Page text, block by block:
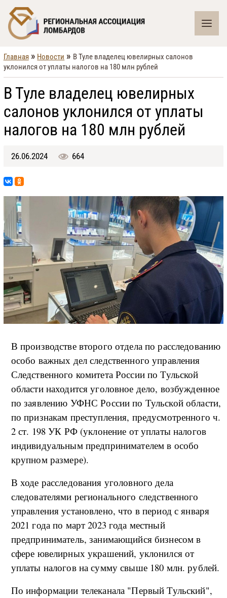
Главная » Новости » В Туле владелец ювелирных салонов
уклонился от уплаты налогов на 180 млн рублей
В Туле владелец ювелирных
салонов уклонился от уплаты
налогов на 180 млн рублей
26.06.2024 664
В производстве второго отдела по расследованию
особо важных дел следственного управления
Следственного комитета России по Тульской
области находится уголовное дело, возбужденное
по заявлению УФНС России по Тульской области,
по признакам преступления, предусмотренного ч.
2 ст. 198 УК РФ (уклонение от уплаты налогов
индивидуальным предпринимателем в особо
крупном размере).
В ходе расследования уголовного дела
следователями регионального следственного
управления установлено, что в период с января
2021 года по март 2023 года местный
предприниматель, занимающийся бизнесом в
сфере ювелирных украшений, уклонился от
уплаты налогов на сумму свыше 180 млн. рублей.
По информации телеканала "Первый Тульский",